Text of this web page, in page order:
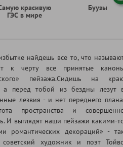
красивую
ГЭС в мире
Буузы
найдешь все то, что
к черту все принятые
пейзажа.Сидишь на
а перед тобой из бездны лезут
лезвия - и нет переднего
пространства и
И выглядят наши пейзажи какими-
романтических декораций» -
художник и поэт